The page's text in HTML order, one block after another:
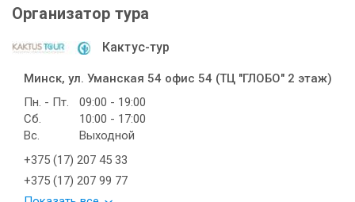
Организатор тура
Кактус-тур
Минск, ул. Уманская 54 офис 54 (ТЦ "ГЛОБО" 2 этаж)
Пн. - Пт.
09:00 - 19:00
Сб.
10:00 - 17:00
Вс.
Выходной
+375 (17) 207 45 33
+375 (17) 207 99 77